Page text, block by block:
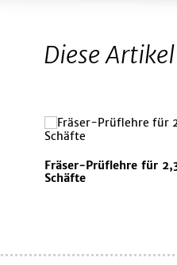
Diese
Fräser-Prüflehre für
Schäfte